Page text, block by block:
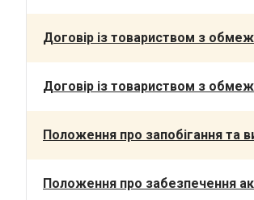
Договір із товариством з
Договір із товариством з
Положення про запобігання та
Положення про забезпечення